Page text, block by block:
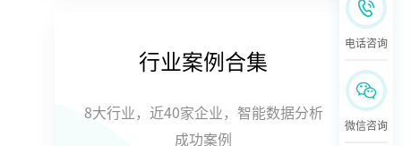
行业案例合集
8大行业，近40家企业，智能数据分析
成功案例
电话咨询
微信咨询